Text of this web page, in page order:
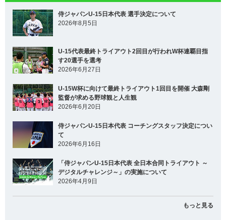
侍ジャパンU-15日本代表 選手決定について
2026年8月5日
U-15代表最終トライアウト2回目が行われW杯連覇目指
す20選手を選考
2026年6月27日
U-15W杯に向けて最終トライアウト1回目を開催 大森剛
監督が求める野球観と人生観
2026年6月20日
侍ジャパンU-15日本代表 コーチングスタッフ決定につい
て
2026年6月16日
「侍ジャパンU-15日本代表 全日本合同トライアウト ～
デジタルチャレンジ～」の実施について
2026年4月9日
もっと見る